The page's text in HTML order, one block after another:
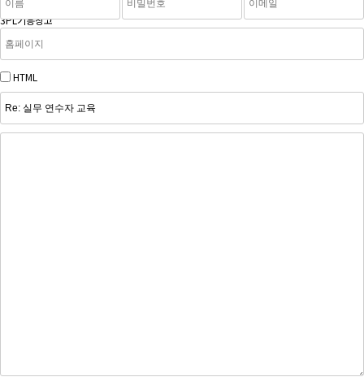
3PL기흥창고
3PL기흥창고
HTML